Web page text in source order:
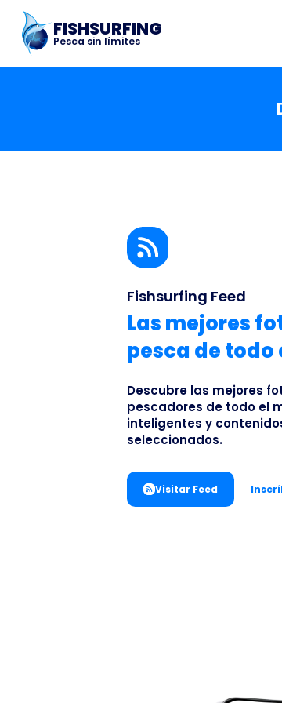
FISHSURFING
Pesca sin límites
Fishsurfing Feed
Las mejores
pesca de todo
Descubre las mejores
pescadores de todo el
inteligentes y
seleccionados.
Visitar Feed